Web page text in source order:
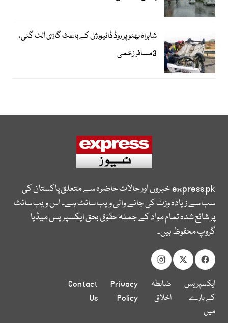
شاہراہ بھٹو پر روڈ ڈائیورژن کے باعث گاڑی الٹ گئی،
3مسافر زخمی
express.pkخبروں اور حالات حاضرہ سے متعلق پاکستان کی
سب سے زیادہ وزٹ کی جانے والی ویب سائٹ ہے۔ اس ویب سائٹ
پر شائع شدہ تمام مواد کے جملہ حقوق بحق ایکسپریس میڈیا
گروپ محفوظ ہیں۔
ایکسپریس
کے بارے
میں
ضابطہ
اخلاق
Privacy
Policy
Contact
Us